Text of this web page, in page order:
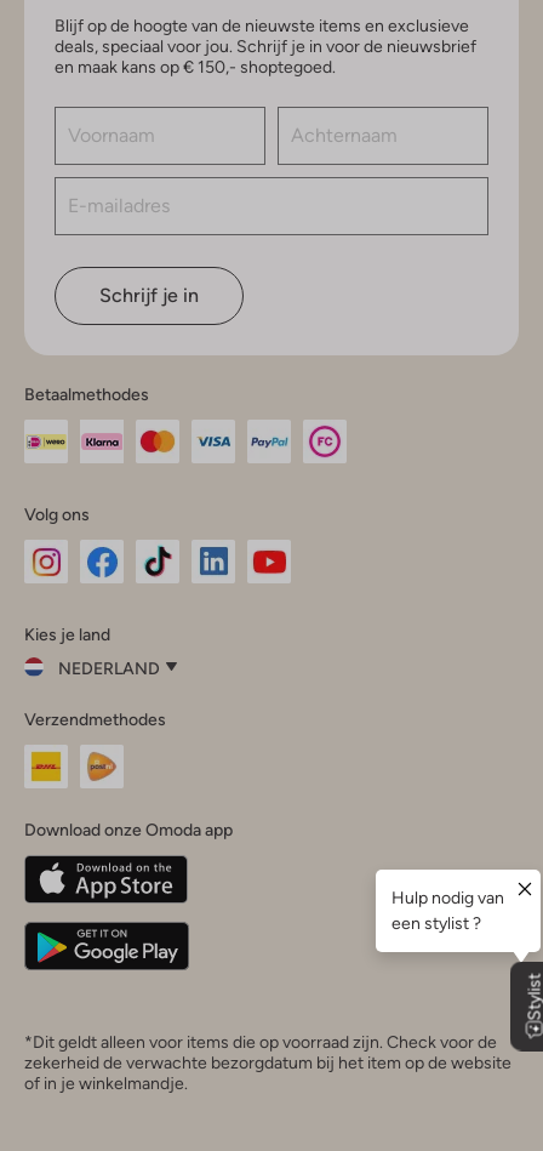
Blijf op de hoogte van de nieuwste items en exclusieve
deals, speciaal voor jou. Schrijf je in voor de nieuwsbrief
en maak kans op € 150,- shoptegoed.
Schrijf je in
Betaalmethodes
Volg ons
InstagramFacebook
Kies je land
NEDERLAND
je
land
Nederland
Belgique(Français)
Deutschland
Verzendmethodes
Download onze Omoda app
*Dit geldt alleen voor items die op voorraad zijn. Check voor de
zekerheid de verwachte bezorgdatum bij het item op de website
of in je winkelmandje.